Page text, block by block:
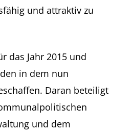
und attraktiv zu
das Jahr 2015 und
in dem nun
Daran beteiligt
und dem